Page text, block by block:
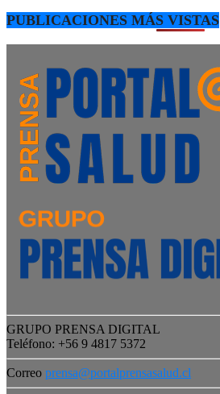
PUBLICACIONES MÁS VISTAS
GRUPO PRENSA DIGITAL
Teléfono: +56 9 4817 5372
Correo prensa@portalprensasalud.cl